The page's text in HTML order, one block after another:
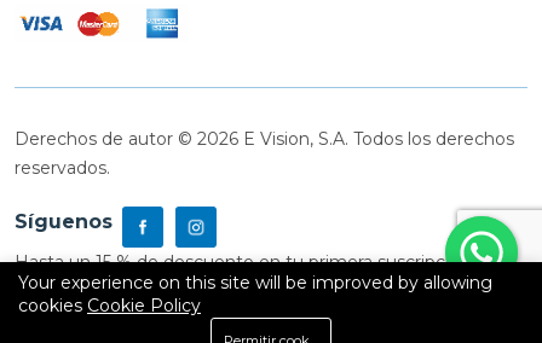
Derechos de autor © 2026 E Vision, S.A. Todos los derechos
reservados.
Síguenos
Hasta un 15 % de descuento en tu primera suscripción
Your experience on this site will be improved by allowing
cookies Cookie Policy